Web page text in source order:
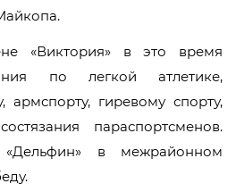
«Виктория» в это время
по легкой атлетике,
армспорту, гиревому спорту,
параспортсменов.
в межрайонном